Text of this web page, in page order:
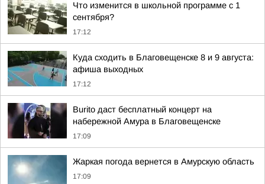
Что изменится в школьной программе с 1
сентября?
17:12
Куда сходить в Благовещенске 8 и 9 августа:
афиша выходных
17:12
Burito даст бесплатный концерт на
набережной Амура в Благовещенске
17:09
Жаркая погода вернется в Амурскую область
17:09